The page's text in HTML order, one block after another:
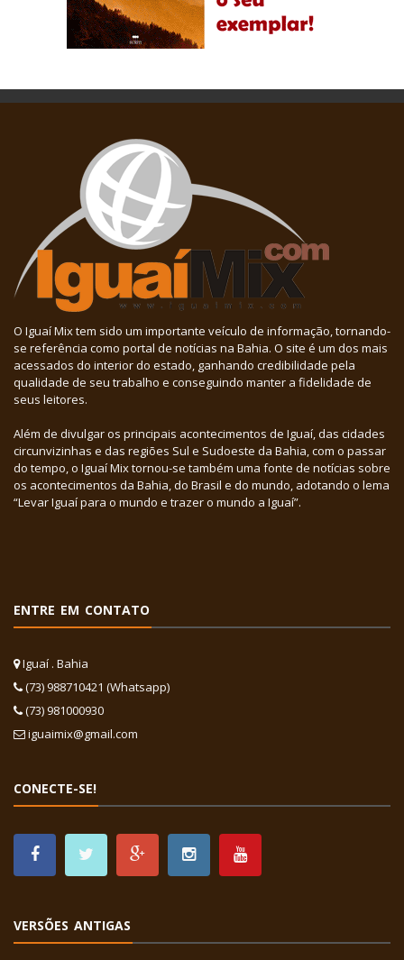
O Iguaí Mix tem sido um importante veículo de informação, tornando-
se referência como portal de notícias na Bahia. O site é um dos mais
acessados do interior do estado, ganhando credibilidade pela
qualidade de seu trabalho e conseguindo manter a fidelidade de
seus leitores.
Além de divulgar os principais acontecimentos de Iguaí, das cidades
circunvizinhas e das regiões Sul e Sudoeste da Bahia, com o passar
do tempo, o Iguaí Mix tornou-se também uma fonte de notícias sobre
os acontecimentos da Bahia, do Brasil e do mundo, adotando o lema
“Levar Iguaí para o mundo e trazer o mundo a Iguaí”.
ENTRE EM CONTATO
Iguaí . Bahia
(73) 988710421 (Whatsapp)
(73) 981000930
iguaimix@gmail.com
CONECTE-SE!
VERSÕES ANTIGAS